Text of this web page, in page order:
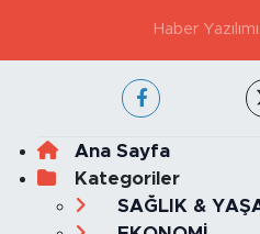
Haber Yazılımı:
Ana Sayfa
Kategoriler
SAĞLIK &